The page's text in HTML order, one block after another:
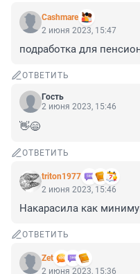
Cashmare
2 июня 2023, 15:47
подработка для
ОТВЕТИТЬ
Гость
2 июня 2023, 15:46
👋😄
ОТВЕТИТЬ
triton1977
2 июня 2023, 15:46
Накарасила как
ОТВЕТИТЬ
Zet
2 июня 2023, 15:36